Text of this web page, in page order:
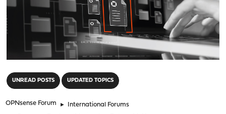
UNREAD POSTS UPDATED TOPICS
OPNsense Forum ► International Forums